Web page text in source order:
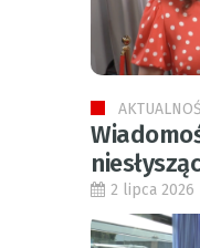
2 lipca 2026